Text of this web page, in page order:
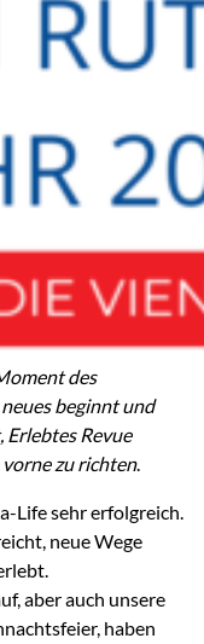
des
beginnt und
Revue
vorne zu richten.
Life sehr erfolgreich.
neue Wege
aber auch unsere
haben